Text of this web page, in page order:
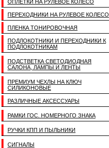
ОПЛЕТКИ НА РУЛЕВОЕ КОЛЕСО
ПЕРЕХОДНИКИ НА РУЛЕВОЕ КОЛЕСО
ПЛЕНКА ТОНИРОВОЧНАЯ
ПОДЛОКОТНИКИ И ПЕРЕХОДНИКИ К
ПОДЛОКОТНИКАМ
ПОДСТВЕТКА СВЕТОДИОДНАЯ
САЛОНА, ЛАМПЫ И ЛЕНТЫ
ПРЕМИУМ ЧЕХЛЫ НА КЛЮЧ
СИЛИКОНОВЫЕ
РАЗЛИЧНЫЕ АКСЕССУАРЫ
РАМКИ ГОС. НОМЕРНОГО ЗНАКА
РУЧКИ КПП И ПЫЛЬНИКИ
СИГНАЛЫ